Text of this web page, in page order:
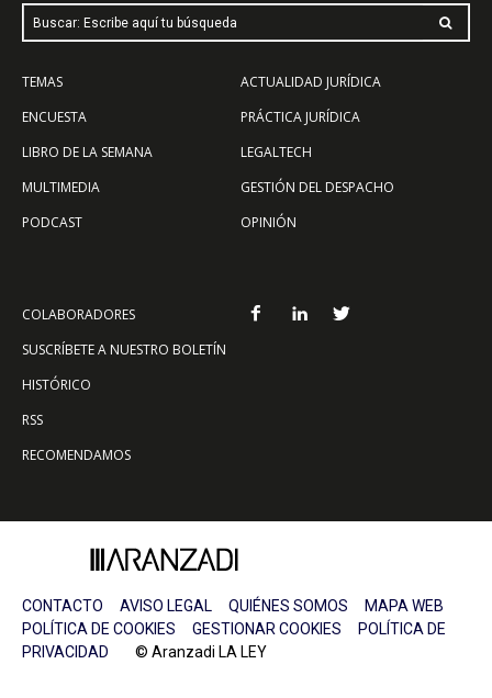
Buscar: Escribe aquí tu búsqueda
TEMAS
ENCUESTA
LIBRO DE LA SEMANA
MULTIMEDIA
PODCAST
ACTUALIDAD JURÍDICA
PRÁCTICA JURÍDICA
LEGALTECH
GESTIÓN DEL DESPACHO
OPINIÓN
COLABORADORES
SUSCRÍBETE A NUESTRO BOLETÍN
HISTÓRICO
RSS
RECOMENDAMOS
CONTACTO AVISO LEGAL QUIÉNES SOMOS
MAPA WEB
POLÍTICA DE COOKIES
GESTIONAR COOKIES
POLÍTICA DE
PRIVACIDAD © Aranzadi LA LEY